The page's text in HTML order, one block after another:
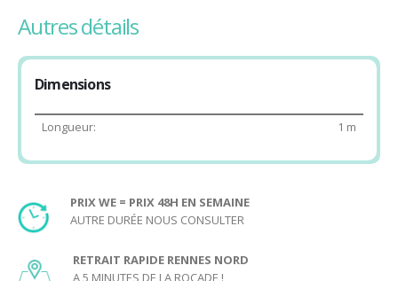
Déroulement du jeu :
Écarter les 2 tiges et faire monter la bouleau plus prèspour
obtenir un maximum de points.
Age minimum conseillé pour jouer au Grand Roll Up :
5 ans.
autres détails
Dimensions
Longueur: 1 m
PRIX WE = PRIX 48H EN SEMAINE
AUTRE DURÉE NOUS CONSULTER
RETRAIT RAPIDE RENNES NORD
A 5 MINUTES DE LA ROCADE !